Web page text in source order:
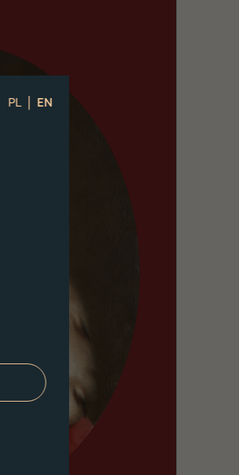
PL | EN